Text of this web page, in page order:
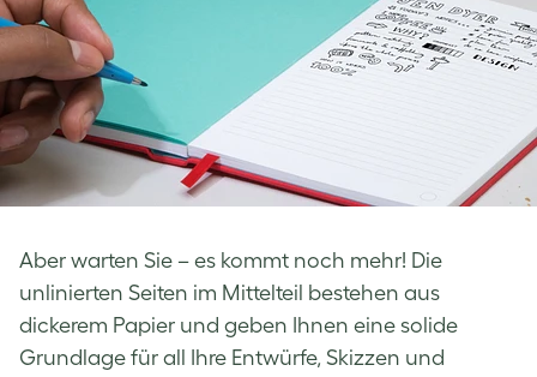
Aber warten Sie – es kommt noch mehr! Die
unlinierten Seiten im Mittelteil bestehen aus
dickerem Papier und geben Ihnen eine solide
Grundlage für all Ihre Entwürfe, Skizzen und